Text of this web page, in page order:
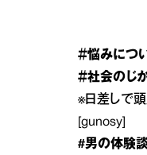
＃悩みにつ
＃社会のじ
※日差しで
[gunosy]
#男の体験